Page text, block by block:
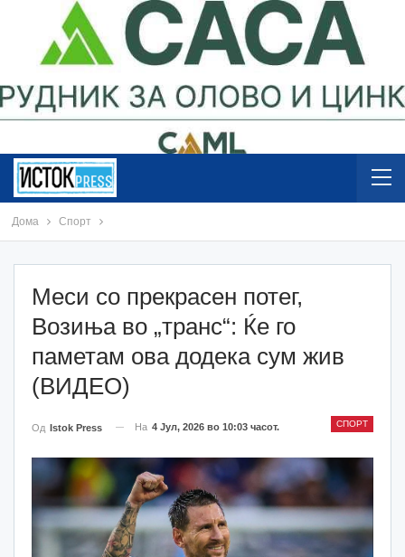
Дома Спорт
Меси со прекрасен потег,
Возиња во „транс“: Ќе го
паметам ова додека сум жив
(ВИДЕО)
СПОРТ
Од Istok Press На 4 Јул, 2026 во 10:03 часот.